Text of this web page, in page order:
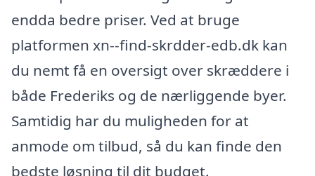
endda bedre priser. Ved at bruge
platformen xn--find-skrdder-edb.dk kan
du nemt få en oversigt over skræddere i
både Frederiks og de nærliggende byer.
Samtidig har du muligheden for at
anmode om tilbud, så du kan finde den
bedste løsning til dit budget.